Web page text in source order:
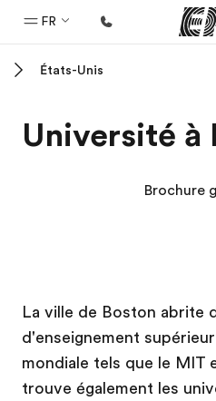
FR
Programmes
Qui sommes-nous ?
EF recrute
Rejoignez nos équipes
États-Unis
Université à
Brochure
La ville de Boston abrite
d'enseignement
mondiale tels que le MIT
trouve également les